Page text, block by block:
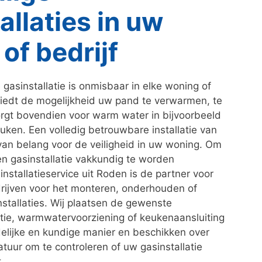
in uw
bedrijf
is onmisbaar in elke woning of
de mogelijkheid uw pand te verwarmen, te
bovendien voor warm water in bijvoorbeeld
Een volledig betrouwbare installatie van
belang voor de veiligheid in uw woning. Om
gasinstallatie vakkundig te worden
uit Roden is de partner voor
voor het monteren, onderhouden of
Wij plaatsen de gewenste
warmwatervoorziening of keukenaansluiting
en kundige manier en beschikken over
om te controleren of uw gasinstallatie